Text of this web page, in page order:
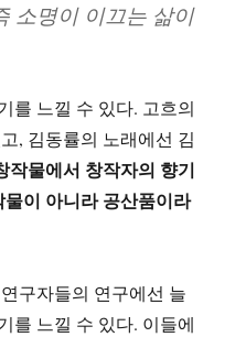
소명이 이끄는 삶이
를 느낄 수 있다. 고흐의
, 김동률의 노래에선 김
작물에서 창작자의 향기
이 아니라 공산품이라
구자들의 연구에선 늘
를 느낄 수 있다. 이들에